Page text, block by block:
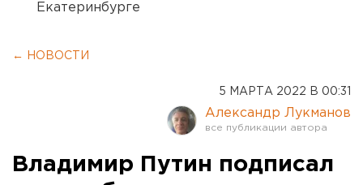
Екатеринбурге
← НОВОСТИ
5 МАРТА 2022 В 00:31
Александр Лукманов
Владимир Путин подписал